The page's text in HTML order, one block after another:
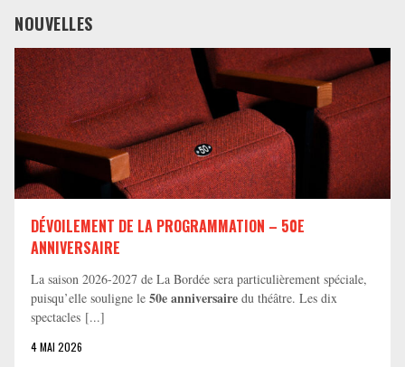
NOUVELLES
DÉVOILEMENT DE LA PROGRAMMATION – 50E
ANNIVERSAIRE
La saison 2026-2027 de La Bordée sera particulièrement spéciale,
puisqu’elle souligne le 50e anniversaire du théâtre. Les dix
spectacles [...]
4 MAI 2026